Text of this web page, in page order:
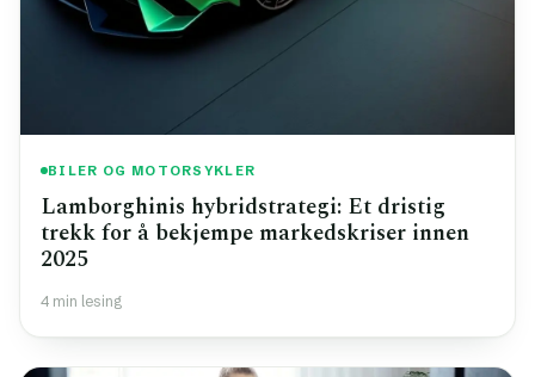
BILER OG MOTORSYKLER
Lamborghinis hybridstrategi: Et dristig
trekk for å bekjempe markedskriser innen
2025
4 min lesing